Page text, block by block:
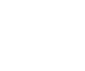
き。彼、週末キ
う。のわりにい
る。ちょいと奮
イルまで仕込ん